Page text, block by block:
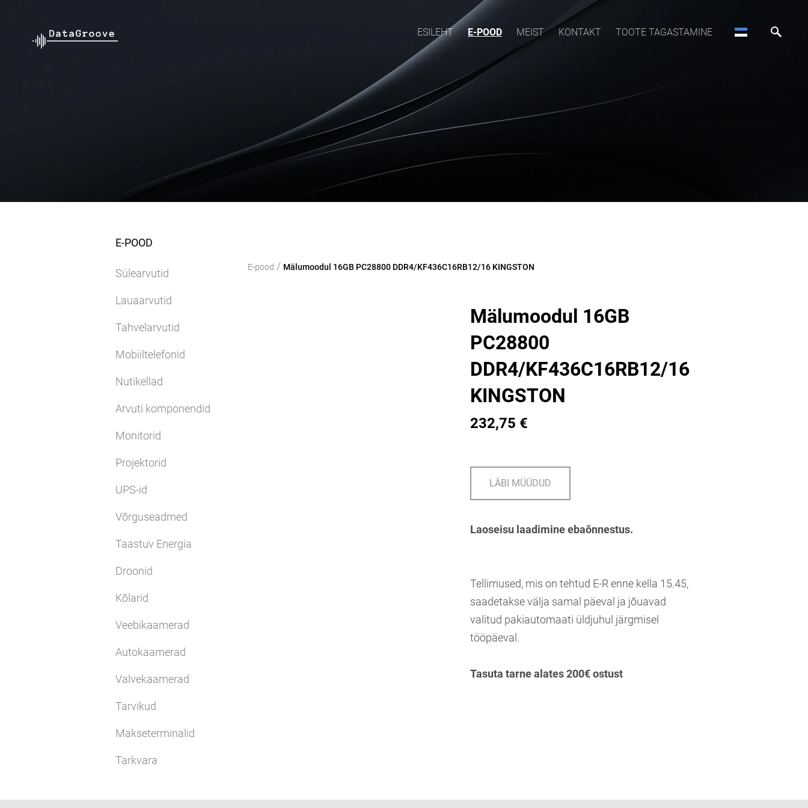
ESILEHT E-POOD MEIST KONTAKT TOOTE TAGASTAMINE
E-POOD
Sülearvutid
Lauaarvutid
Tahvelarvutid
Mobiiltelefonid
Nutikellad
Arvuti komponendid
Monitorid
Projektorid
UPS-id
Võrguseadmed
Taastuv Energia
Droonid
Kõlarid
Veebikaamerad
Autokaamerad
Valvekaamerad
Tarvikud
Makseterminalid
Tarkvara
E-pood / Mälumoodul 16GB PC28800 DDR4/KF436C16RB12/16 KINGSTON
Mälumoodul 16GB
PC28800
DDR4/KF436C16RB12/16
KINGSTON
232,75 €
LÄBI MÜÜDUD
Laoseisu laadimine ebaõnnestus.
Tellimused, mis on tehtud E-R enne kella 15.45,
saadetakse välja samal päeval ja jõuavad
valitud pakiautomaati üldjuhul järgmisel
tööpäeval.
Tasuta tarne alates 200€ ostust